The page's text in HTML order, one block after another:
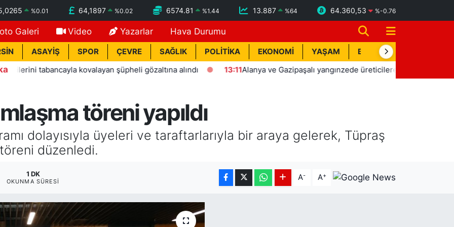
%0.01 64,1897 %0.02 6574.81 %1.44 13.887 %64 64.360,53 %-0.76
Galeri Video Yazarlar Hava Durumu
ASAYİŞ SPOR ÇEVRE SAĞLIK POLİTİKA EKONOMİ YAŞAM BİK İLAN
tabancayla kovalayan şüpheli gözaltına alındı 13:11Alanya ve Gazipaşalı yangınzede üreticilere sera naylonu desteği
töreni yapıldı
dolayısıyla üyeleri ve taraftarlarıyla bir araya gelerek, Tüpraş
düzenledi.
1 DK
OKUNMA SÜRESI A- A+